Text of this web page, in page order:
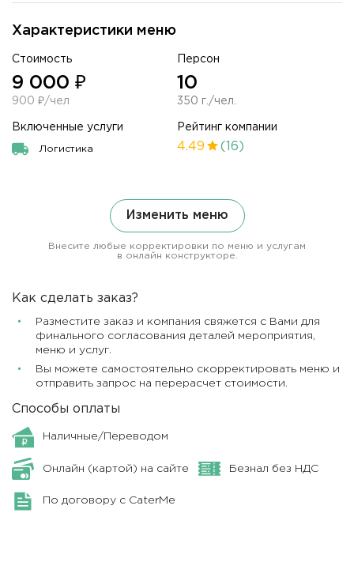
Характеристики меню
Стоимость
9 000 ₽
900 ₽/чел
Персон
10
350 г./чел.
Включенные услуги
Логистика
Рейтинг компании
4.49 (16)
Изменить меню
Внесите любые корректировки по меню и услугам
в онлайн конструкторе.
Как сделать заказ?
Разместите заказ и компания свяжется с Вами для
финального согласования деталей мероприятия,
меню и услуг.
Вы можете самостоятельно скорректировать меню и
отправить запрос на перерасчет стоимости.
Способы оплаты
Наличные/Переводом
Онлайн (картой) на сайте Безнал без НДС
По договору с CaterMe